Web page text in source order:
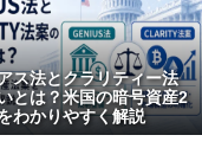
ス法とクラリティー法
とは？米国の暗号資産2
わかりやすく解説